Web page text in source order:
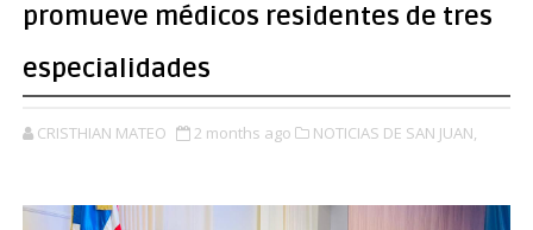
promueve médicos residentes de tres
especialidades
CRISTHIAN MATEO 2 months ago NOTICIAS DE SAN JUAN,